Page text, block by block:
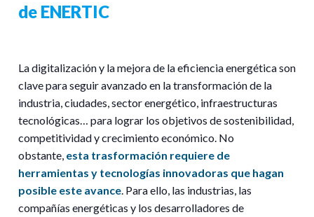
de ENERTIC
La digitalización y la mejora de la eficiencia energética son
clave para seguir avanzado en la transformación de la
industria, ciudades, sector energético, infraestructuras
tecnológicas… para lograr los objetivos de sostenibilidad,
competitividad y crecimiento económico. No
obstante, esta trasformación requiere de
herramientas y tecnologías innovadoras que hagan
posible este avance. Para ello, las industrias, las
compañías energéticas y los desarrolladores de